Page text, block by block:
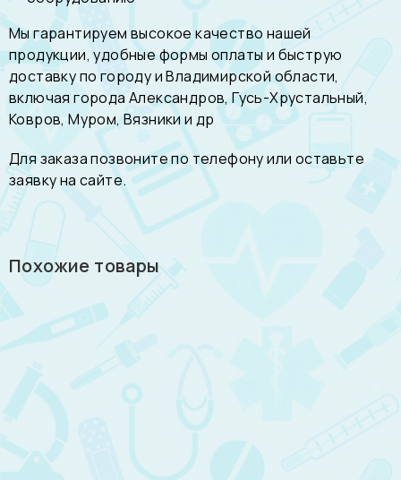
Мы гарантируем высокое качество нашей
продукции, удобные формы оплаты и быструю
доставку по городу и Владимирской области,
включая города Александров, Гусь-Хрустальный,
Ковров, Муром, Вязники и др
Для заказа позвоните по телефону или оставьте
заявку на сайте.
Похожие товары